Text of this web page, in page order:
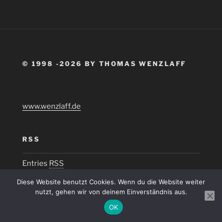
© 1998 -2026 BY THOMAS WENZLAFF
www.wenzlaff.de
RSS
Entries RSS
Diese Website benutzt Cookies. Wenn du die Website weiter
nutzt, gehen wir von deinem Einverständnis aus.
OK